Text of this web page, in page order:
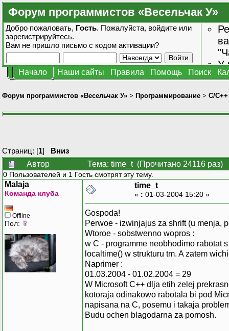
Форум программистов «Весельчак У»
Добро пожаловать, Гость. Пожалуйста, войдите или
зарегистрируйтесь.
Вам не пришло письмо с кодом активации?
У
Начало Наши сайты Правила Помощь Поиск
Форум программистов «Весельчак У» > Программирование > C/C++
Страниц: [1] Вниз
Автор
Тема: time_t (Прочитано 24116 раз)
0 Пользователей и 1 Гость смотрят эту тему.
Malaja
Команда клуба
Offline
Пол:
time_t
« : 01-03-2004 15:20 »
Gospoda!
Perwoe - izwinjajus za shrift (u menja,
Wtoroe - sobstwenno wopros :
w C - programme neobhodimo rabotat
localtime() w strukturu tm. A zatem
Naprimer :
01.03.2004 - 01.02.2004 = 29
W Microsoft C++ dlja etih zelej
kotoraja odinakowo rabotala bi pod
napisana na C, posemu i takaja
Budu ochen blagodarna za pomosh.